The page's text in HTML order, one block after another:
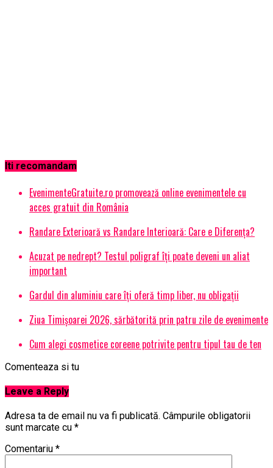
Iti recomandam
EvenimenteGratuite.ro promovează online evenimentele cu
acces gratuit din România
Randare Exterioară vs Randare Interioară: Care e Diferența?
Acuzat pe nedrept? Testul poligraf îţi poate deveni un aliat
important
Gardul din aluminiu care îți oferă timp liber, nu obligații
Ziua Timișoarei 2026, sărbătorită prin patru zile de evenimente
Cum alegi cosmetice coreene potrivite pentru tipul tau de ten
Comenteaza si tu
Leave a Reply
Adresa ta de email nu va fi publicată. Câmpurile obligatorii
sunt marcate cu *
Comentariu *